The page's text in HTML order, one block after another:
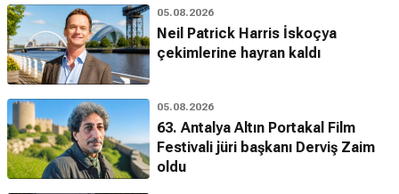
05.08.2026
Neil Patrick Harris İskoçya
çekimlerine hayran kaldı
05.08.2026
63. Antalya Altın Portakal Film
Festivali jüri başkanı Derviş Zaim
oldu